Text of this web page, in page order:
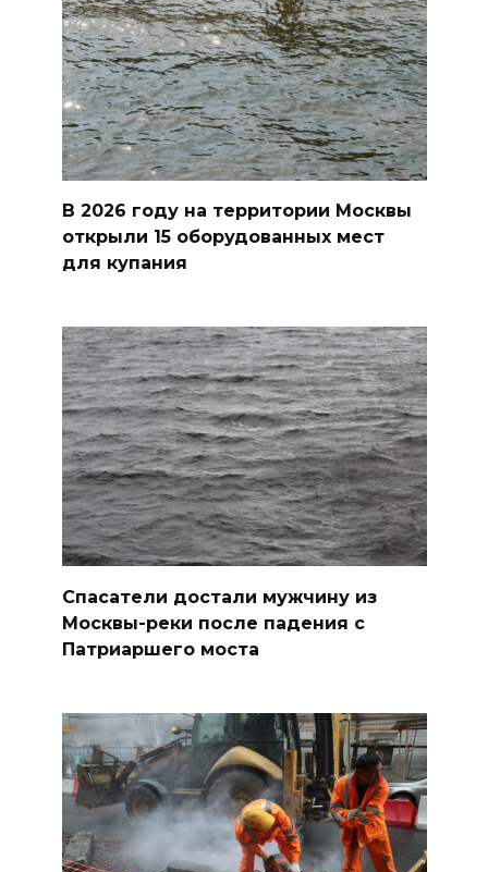
В 2026 году на территории Москвы
открыли 15 оборудованных мест
для купания
Спасатели достали мужчину из
Москвы-реки после падения с
Патриаршего моста